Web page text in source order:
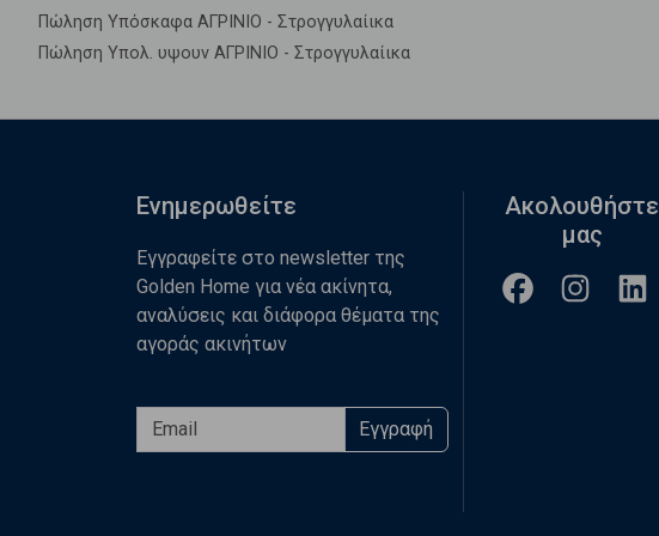
Πώληση Υπόσκαφα ΑΓΡΙΝΙΟ - Στρογγυλαίικα
Πώληση Υπολ. υψουν ΑΓΡΙΝΙΟ - Στρογγυλαίικα
Ενημερωθείτε
Εγγραφείτε στο newsletter της
Golden Home για νέα ακίνητα,
αναλύσεις και διάφορα θέματα της
αγοράς ακινήτων
Εγγραφή
Ακολουθήστε
μας